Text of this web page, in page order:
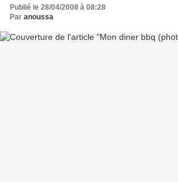
Publié le 28/04/2008 à 08:28
Par anoussa